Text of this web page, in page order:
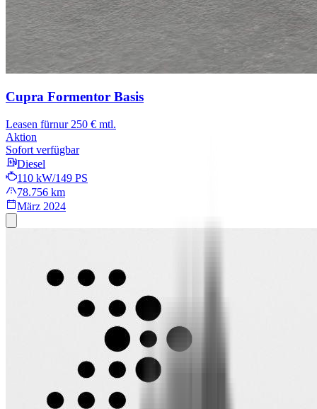
Cupra Formentor Basis
Leasen fürnur 250 € mtl.
Aktion
Sofort verfügbar
Diesel
110 kW/149 PS
78.756 km
März 2024